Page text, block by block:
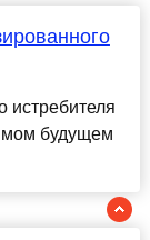
истребителя
будущем